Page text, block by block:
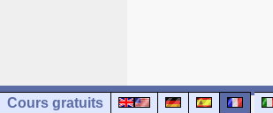
Cours gratuits